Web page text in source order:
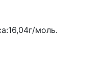
моль.